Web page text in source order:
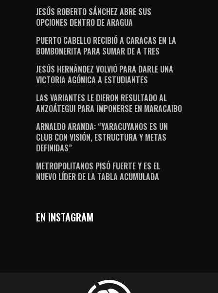
JESÚS ROBERTO SÁNCHEZ ABRE SUS
OPCIONES DENTRO DE ARAGUA
PUERTO CABELLO RECIBIÓ A CARACAS EN LA
BOMBONERITA PARA SUMAR DE A TRES
JESÚS HERNÁNDEZ VOLVIÓ PARA DARLE UNA
VICTORIA AGÓNICA A ESTUDIANTES
LAS VARIANTES LE DIERON RESULTADO AL
ANZOÁTEGUI PARA IMPONERSE EN MARACAIBO
ARNALDO ARANDA: “YARACUYANOS ES UN
CLUB CON VISIÓN, ESTRUCTURA Y METAS
DEFINIDAS”
METROPOLITANOS PISÓ FUERTE Y ES EL
NUEVO LÍDER DE LA TABLA ACUMULADA
EN INSTAGRAM